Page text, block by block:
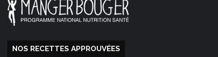
NOS RECETTES APPROUVÉES